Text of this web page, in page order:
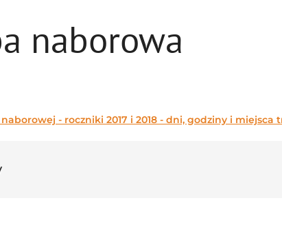
naborowa
- roczniki 2017 i 2018 - dni, godziny i miejsca